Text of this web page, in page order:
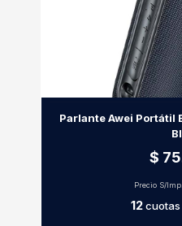
Parlante Awei Portátil
$
Precio S/
12cuotas